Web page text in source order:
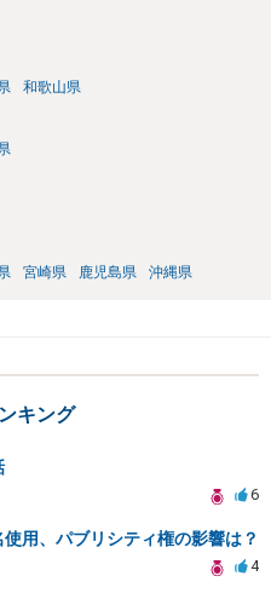
和歌山県
宮崎県 鹿児島県 沖縄県
キング
6
用、パブリシティ権の影響は？
4